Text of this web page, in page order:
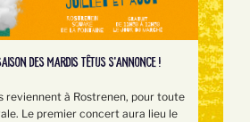
DES MARDIS TÊTUS S'ANNONCE !
reviennent à Rostrenen, pour toute
Le premier concert aura lieu le